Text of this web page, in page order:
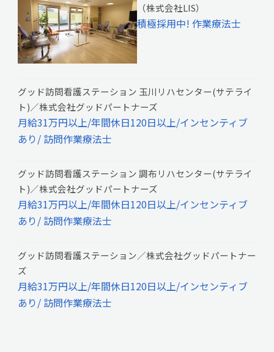
（株式会社LIS）
積極採用中! 作業療法士
グッド訪問看護ステーション 玉川リハセンター(サテライ
ト)／株式会社グッドパートナーズ
月給31万円以上/年間休日120日以上/インセンティブ
あり/ 訪問作業療法士
グッド訪問看護ステーション 調布リハセンター(サテライ
ト)／株式会社グッドパートナーズ
月給31万円以上/年間休日120日以上/インセンティブ
あり/ 訪問作業療法士
グッド訪問看護ステーション／株式会社グッドパートナー
ズ
月給31万円以上/年間休日120日以上/インセンティブ
あり/ 訪問作業療法士